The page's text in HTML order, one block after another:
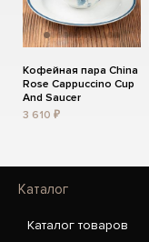
Кофейная пара China
Rose Cappuccino Cup
And Saucer
3 610 ₽
Каталог
Каталог товаров